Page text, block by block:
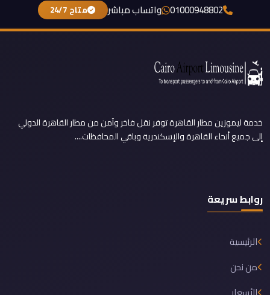
01000948802 واتساب مباشر متاح 24/7
خدمة ليموزين مطار القاهرة توفر نقل فاخر وآمن من مطار القاهرة الدولي
إلى جميع أنحاء القاهرة والإسكندرية وباقي المحافظات....
روابط سريعة
الرئيسية
من نحن